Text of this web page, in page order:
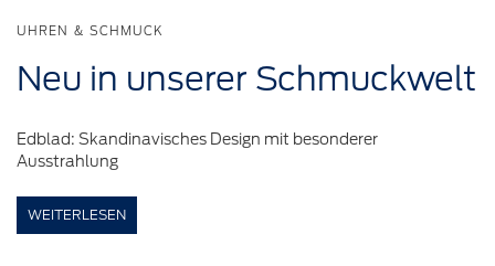
UHREN & SCHMUCK
Neu in unserer Schmuckwelt
Edblad: Skandinavisches Design mit besonderer
Ausstrahlung
WEITERLESEN